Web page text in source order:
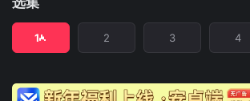
1 2 3 4